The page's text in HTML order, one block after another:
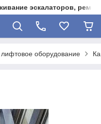
эскалаторов,
оборудование